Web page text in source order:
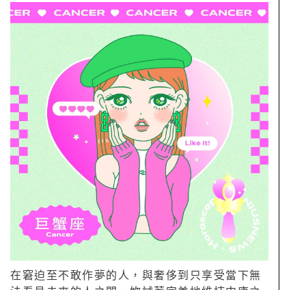
在窘迫至不敢作夢的人，與奢侈到只享受當下無